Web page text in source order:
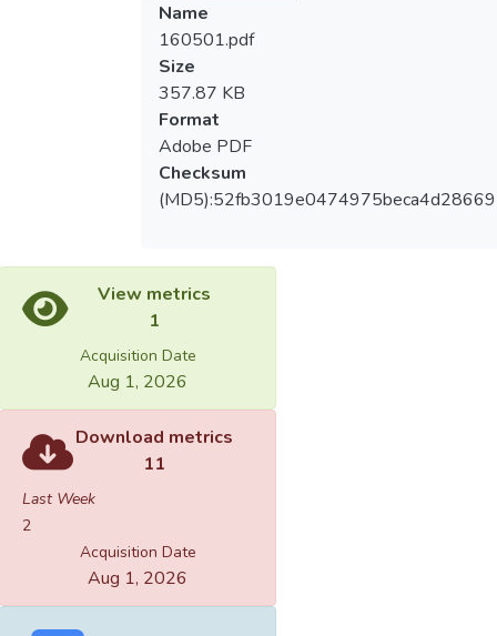
Name
160501.pdf
Size
357.87 KB
Format
Adobe PDF
Checksum
View metrics
1
Acquisition Date
Aug 1, 2026
Download metrics
11
Last Week
2
Acquisition Date
Aug 1, 2026